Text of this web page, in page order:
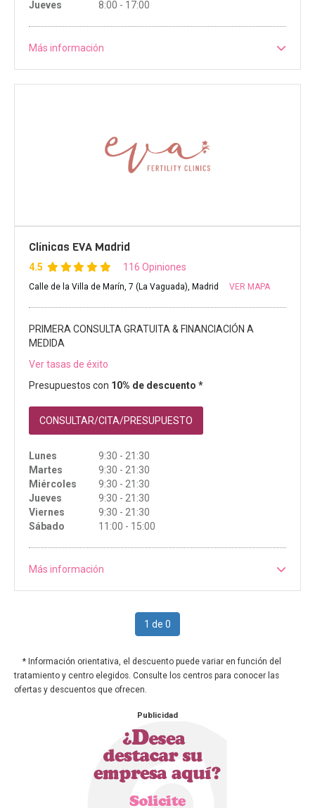
Jueves 8:00 - 17:00
Más información
Clínicas EVA Madrid
4.5 116 Opiniones
Calle de la Villa de Marín, 7 (La Vaguada), Madrid VER MAPA
PRIMERA CONSULTA GRATUITA & FINANCIACIÓN A
MEDIDA
Ver tasas de éxito
Presupuestos con 10% de descuento *
CONSULTAR/CITA/PRESUPUESTO
Lunes
9:30 - 21:30
Martes
9:30 - 21:30
Miércoles
9:30 - 21:30
Jueves
9:30 - 21:30
Viernes
9:30 - 21:30
Sábado
11:00 - 15:00
Más información
1 de 0
* Información orientativa, el descuento puede variar en función del
tratamiento y centro elegidos. Consulte los centros para conocer las
ofertas y descuentos que ofrecen.
Publicidad